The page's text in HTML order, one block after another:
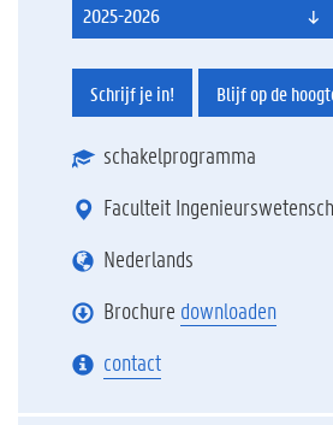
2025-2026
Schrijf je in! Blijf op de
schakelprogramma
Faculteit
Nederlands
Brochure downloaden
contact